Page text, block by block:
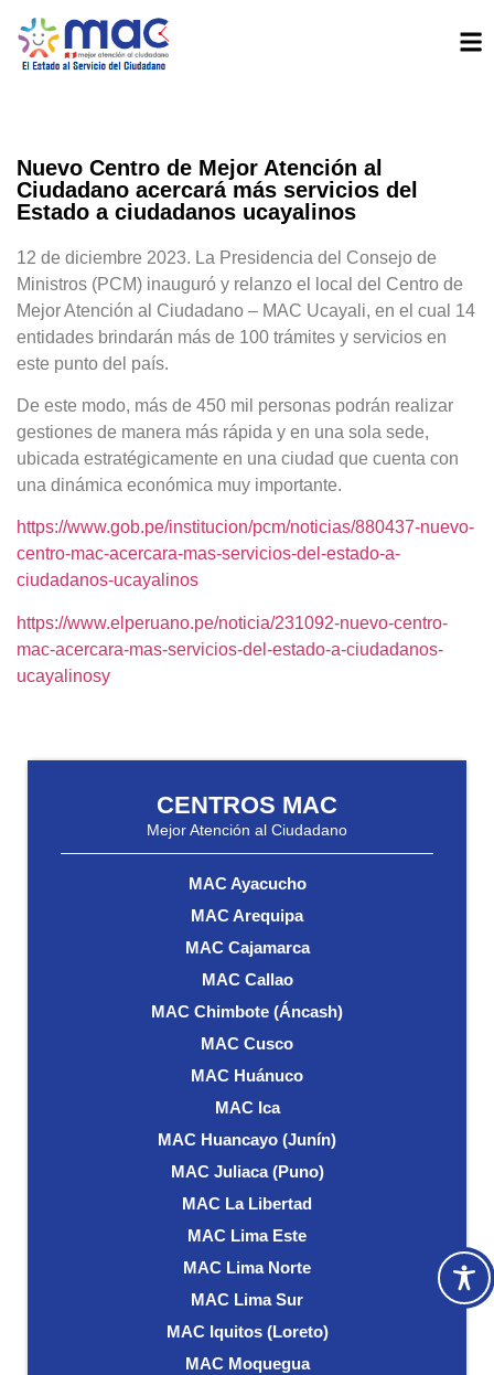
Nuevo Centro de Mejor Atención al
Ciudadano acercará más servicios del
Estado a ciudadanos ucayalinos
12 de diciembre 2023. La Presidencia del Consejo de
Ministros (PCM) inauguró y relanzo el local del Centro de
Mejor Atención al Ciudadano – MAC Ucayali, en el cual 14
entidades brindarán más de 100 trámites y servicios en
este punto del país.
De este modo, más de 450 mil personas podrán realizar
gestiones de manera más rápida y en una sola sede,
ubicada estratégicamente en una ciudad que cuenta con
una dinámica económica muy importante.
https://www.gob.pe/institucion/pcm/noticias/880437-nuevo-
centro-mac-acercara-mas-servicios-del-estado-a-
ciudadanos-ucayalinos
https://www.elperuano.pe/noticia/231092-nuevo-centro-
mac-acercara-mas-servicios-del-estado-a-ciudadanos-
ucayalinosy
CENTROS MAC
Mejor Atención al Ciudadano
MAC Ayacucho
MAC Arequipa
MAC Cajamarca
MAC Callao
MAC Chimbote (Áncash)
MAC Cusco
MAC Huánuco
MAC Ica
MAC Huancayo (Junín)
MAC Juliaca (Puno)
MAC La Libertad
MAC Lima Este
MAC Lima Norte
MAC Lima Sur
MAC Iquitos (Loreto)
MAC Moquegua